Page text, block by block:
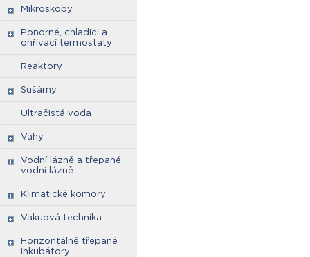
Mikroskopy
Ponorné, chladici a
ohřívací termostaty
Reaktory
Sušárny
Ultračistá voda
Váhy
Vodní lázně a třepané
vodní lázně
Klimatické komory
Vakuová technika
Horizontálně třepané
inkubátory